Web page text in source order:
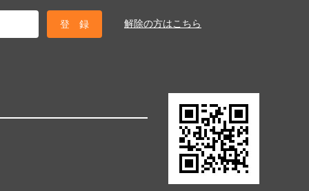
解除の方はこちら